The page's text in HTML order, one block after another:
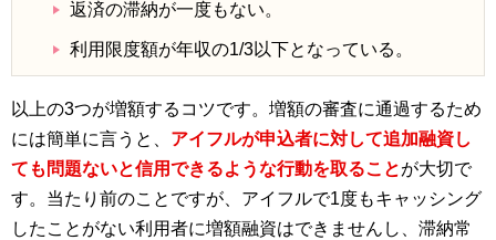
返済の滞納が一度もない。
利用限度額が年収の1/3以下となっている。
以上の3つが増額するコツです。増額の審査に通過するため
には簡単に言うと、 アイフルが申込者に対して追加融資し
ても問題ないと信用できるような行動を取ることが大切で
す。当たり前のことですが、アイフルで1度もキャッシング
したことがない利用者に増額融資はできませんし、滞納常